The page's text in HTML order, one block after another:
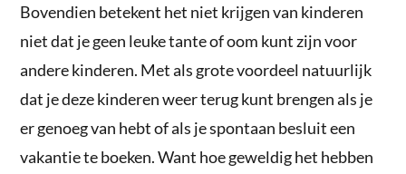
Bovendien betekent het niet krijgen van kinderen
niet dat je geen leuke tante of oom kunt zijn voor
andere kinderen. Met als grote voordeel natuurlijk
dat je deze kinderen weer terug kunt brengen als je
er genoeg van hebt of als je spontaan besluit een
vakantie te boeken. Want hoe geweldig het hebben